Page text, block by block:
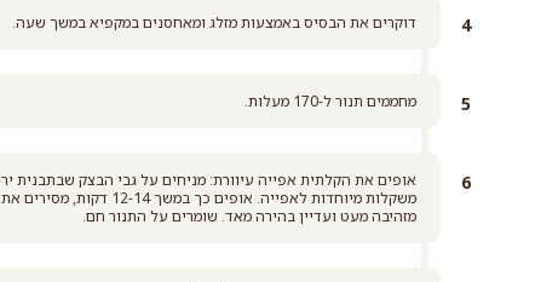
דוקרים את הבסיס באמצעות מזלג ומאחסנים במקפיא במשך שעה.
מחממים תנור ל-170 מעלות.
אופים את הקלתית אפייה עיוורת: מניחים על גבי הבצק שבתבנית
מזהיבה מעט ועדיין בהירה מאד. שומרים על התנור חם.